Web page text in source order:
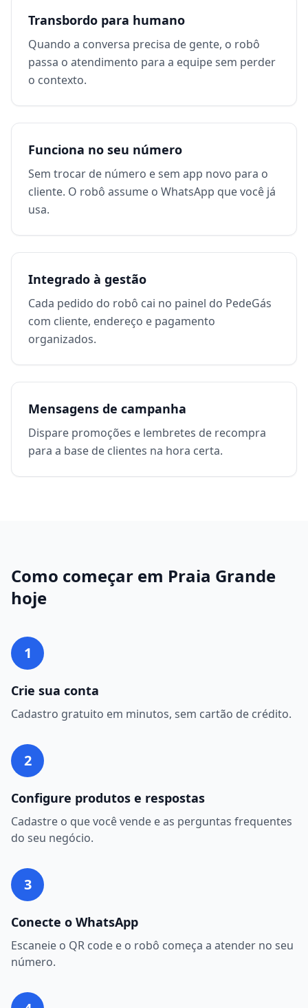
Transbordo para humano
Quando a conversa precisa de gente, o robô
passa o atendimento para a equipe sem perder
o contexto.
Funciona no seu número
Sem trocar de número e sem app novo para o
cliente. O robô assume o WhatsApp que você já
usa.
Integrado à gestão
Cada pedido do robô cai no painel do PedeGás
com cliente, endereço e pagamento
organizados.
Mensagens de campanha
Dispare promoções e lembretes de recompra
para a base de clientes na hora certa.
Como começar em Praia Grande
hoje
1
Crie sua conta
Cadastro gratuito em minutos, sem cartão de crédito.
2
Configure produtos e respostas
Cadastre o que você vende e as perguntas frequentes
do seu negócio.
3
Conecte o WhatsApp
Escaneie o QR code e o robô começa a atender no seu
número.